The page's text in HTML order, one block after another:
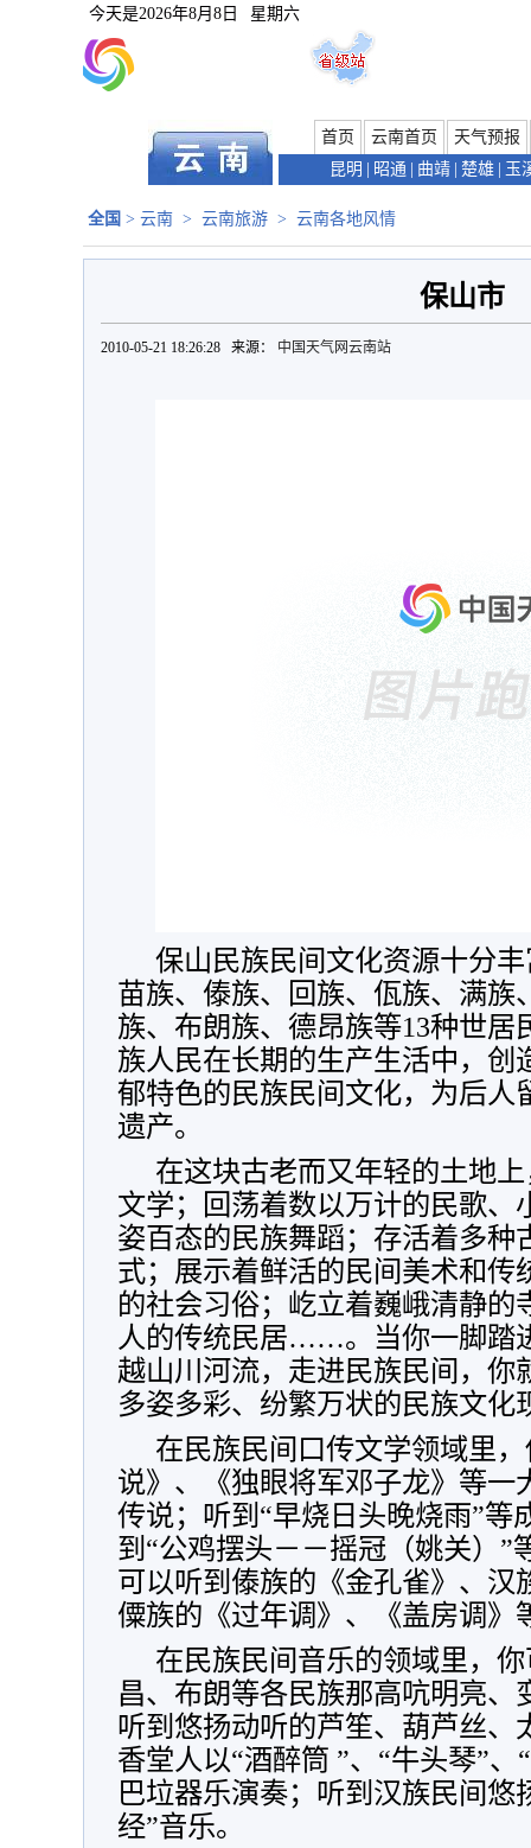
今天是2026年8月8日 星期六
首页 云南首页
天气预报
昆明
昭通 曲靖 楚雄 玉
全国 > 云南 > 云南旅游 > 云南各地风情
保山市
2010-05-21 18:26:28 来源： 中国天气网云南站
保山民族民间文化资源十分
苗族、傣族、回族、佤族、满族
族、布朗族、德昂族等13种世居
族人民在长期的生产生活中，创
郁特色的民族民间文化，为后人
遗产。
在这块古老而又年轻的土地
文学；回荡着数以万计的民歌、
姿百态的民族舞蹈；存活着多种
式；展示着鲜活的民间美术和传
的社会习俗；屹立着巍峨清静的
人的传统民居……。当你一脚踏
越山川河流，走进民族民间，你
多姿多彩、纷繁万状的民族文化
在民族民间口传文学领域里
说》、《独眼将军邓子龙》等一
传说；听到“早烧日头晚烧雨”等
到“公鸡摆头－－摇冠（姚关）”
可以听到傣族的《金孔雀》、汉
僳族的《过年调》、《盖房调》
在民族民间音乐的领域里，
昌、布朗等各民族那高吭明亮、
听到悠扬动听的芦笙、葫芦丝、
香堂人以“酒醉筒 ”、“牛头琴”
巴垃器乐演奏；听到汉族民间悠
经”音乐。